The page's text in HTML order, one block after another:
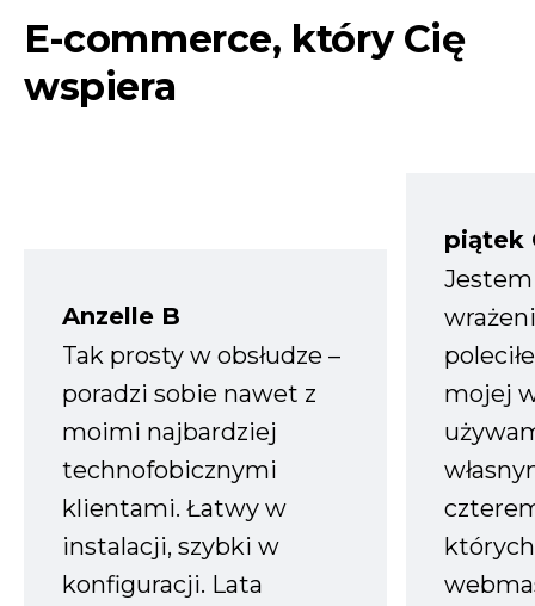
E-commerce, który Cię
wspiera
Anzelle B
Tak prosty w obsłudze –
poradzi sobie nawet z
moimi najbardziej
technofobicznymi
klientami. Łatwy w
instalacji, szybki w
konfiguracji. Lata
piątek
mojej